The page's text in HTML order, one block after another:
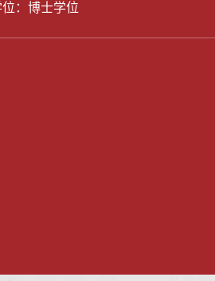
位：博士学位